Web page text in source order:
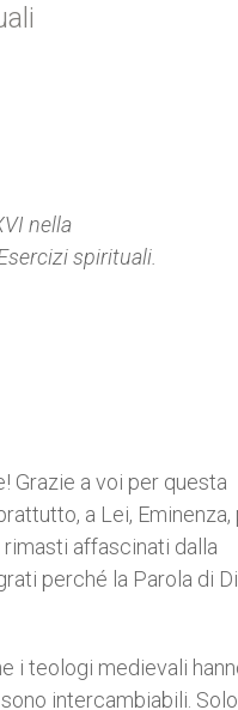
nella
spirituali.
Grazie a voi per questa
a Lei, Eminenza,
rimasti affascinati dalla
perché la Parola di
i teologi medievali
sono intercambiabili. Solo